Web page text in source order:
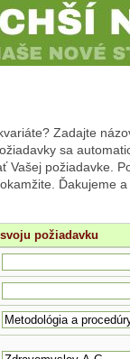
Zadajte
sa
Vašej požiadavke.
Ďakujeme
požiadavku